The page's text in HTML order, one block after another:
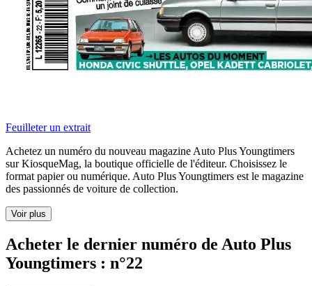
Feuilleter un extrait
Achetez un numéro du nouveau magazine Auto Plus Youngtimers
sur KiosqueMag, la boutique officielle de l'éditeur. Choisissez le
format papier ou numérique. Auto Plus Youngtimers est le magazine
des passionnés de voiture de collection.
Voir plus
Acheter le dernier numéro de Auto Plus
Youngtimers : n°22